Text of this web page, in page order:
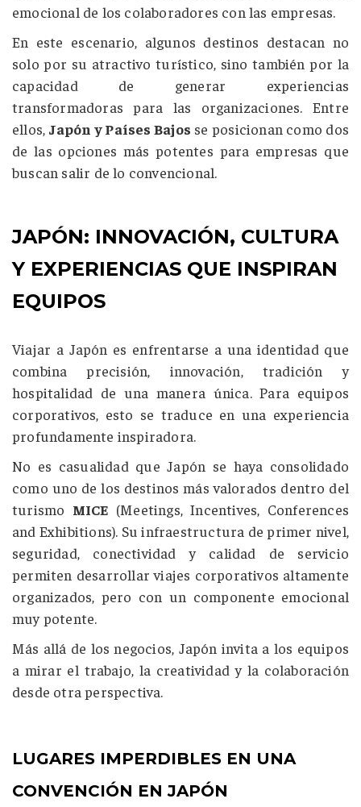
emocional de los colaboradores con las empresas.
En este escenario, algunos destinos destacan no
solo por su atractivo turístico, sino también por la
capacidad de generar experiencias
transformadoras para las organizaciones. Entre
ellos, Japón y Países Bajos se posicionan como dos
de las opciones más potentes para empresas que
buscan salir de lo convencional.
JAPÓN: INNOVACIÓN, CULTURA
Y EXPERIENCIAS QUE INSPIRAN
EQUIPOS
Viajar a Japón es enfrentarse a una identidad que
combina precisión, innovación, tradición y
hospitalidad de una manera única. Para equipos
corporativos, esto se traduce en una experiencia
profundamente inspiradora.
No es casualidad que Japón se haya consolidado
como uno de los destinos más valorados dentro del
turismo MICE (Meetings, Incentives, Conferences
and Exhibitions). Su infraestructura de primer nivel,
seguridad, conectividad y calidad de servicio
permiten desarrollar viajes corporativos altamente
organizados, pero con un componente emocional
muy potente.
Más allá de los negocios, Japón invita a los equipos
a mirar el trabajo, la creatividad y la colaboración
desde otra perspectiva.
LUGARES IMPERDIBLES EN UNA
CONVENCIÓN EN JAPÓN